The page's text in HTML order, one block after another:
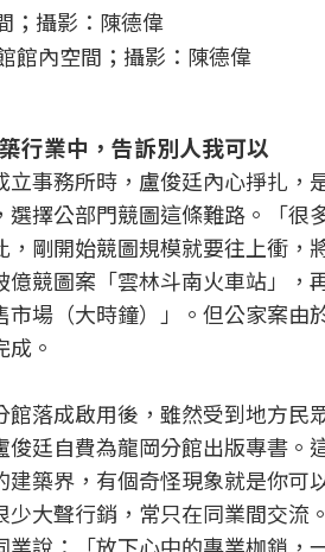
館內空間；攝影：陳德偉
行業中，告訴別人我可以
事務所時，盧俊廷內心掙扎，
選擇公部門競圖這條難路。「
，剛開始競圖規模就要往上衝，
億競圖案「雲林斗南火車站」
市場（大時鐘）」。但公家案
。
落成啟用後，雖然受到地方民
俊廷自費為龍岡分館出版專書
建築界，有個奇怪現象就是你
少大聲行銷，常只在同業間交